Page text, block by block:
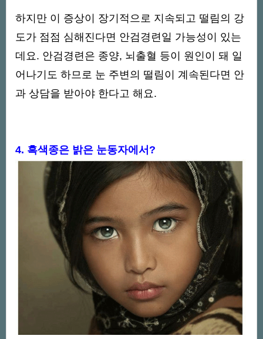
하지만 이 증상이 장기적으로 지속되고 떨림의 강
도가 점점 심해진다면 안검경련일 가능성이 있는
데요. 안검경련은 종양, 뇌출혈 등이 원인이 돼 일
어나기도 하므로 눈 주변의 떨림이 계속된다면 안
과 상담을 받아야 한다고 해요.
4. 흑색종은 밝은 눈동자에서?